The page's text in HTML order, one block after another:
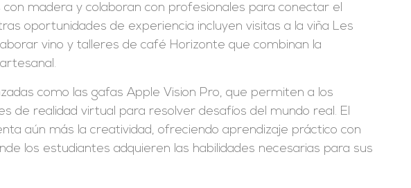
madera y colaboran con profesionales para conectar el
oportunidades de experiencia incluyen visitas a la viña Les
vino y talleres de café Horizonte que combinan la
como las gafas Apple Vision Pro, que permiten a los
de realidad virtual para resolver desafíos del mundo real. El
aún más la creatividad, ofreciendo aprendizaje práctico con
los estudiantes adquieren las habilidades necesarias para sus